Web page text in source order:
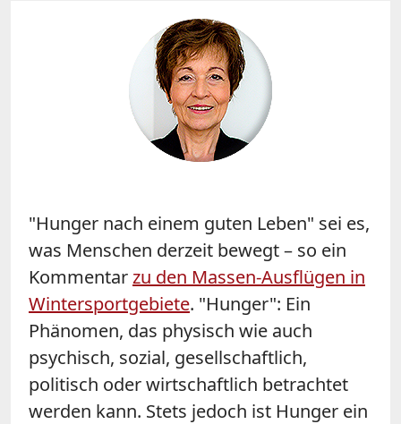
"Hunger nach einem guten Leben" sei es,
was Menschen derzeit bewegt – so ein
Kommentarzu den Massen-Ausflügen in
Wintersportgebiete. "Hunger": Ein
Phänomen, das physisch wie auch
psychisch, sozial, gesellschaftlich,
politisch oder wirtschaftlich betrachtet
werden kann. Stets jedoch ist Hunger ein